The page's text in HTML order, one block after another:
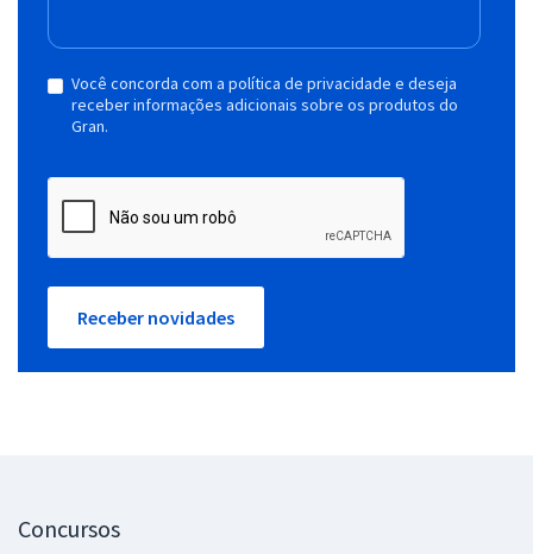
Você concorda com a política de privacidade e deseja
receber informações adicionais sobre os produtos do
Gran.
Receber novidades
Concursos